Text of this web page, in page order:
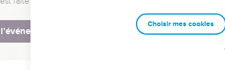
שִׁמְעֲךָ֗ תָּ֤קְעוּ כַף֙ עָלֶ֔יךָ כִּ֗י עַל־מִ֛י לֹֽא־עָבְרָ֥ה רָעָתְךָ֖ תָּמִֽיד׃
Hébreu : © Westminster Leningrad Codex - tanach.us --- Grec :
Choisir mes cookies